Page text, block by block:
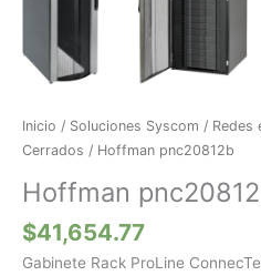
Inicio / Soluciones Syscom / Redes
Cerrados / Hoffman pnc20812b
Hoffman
$41,654.77
Gabinete Rack ProLine